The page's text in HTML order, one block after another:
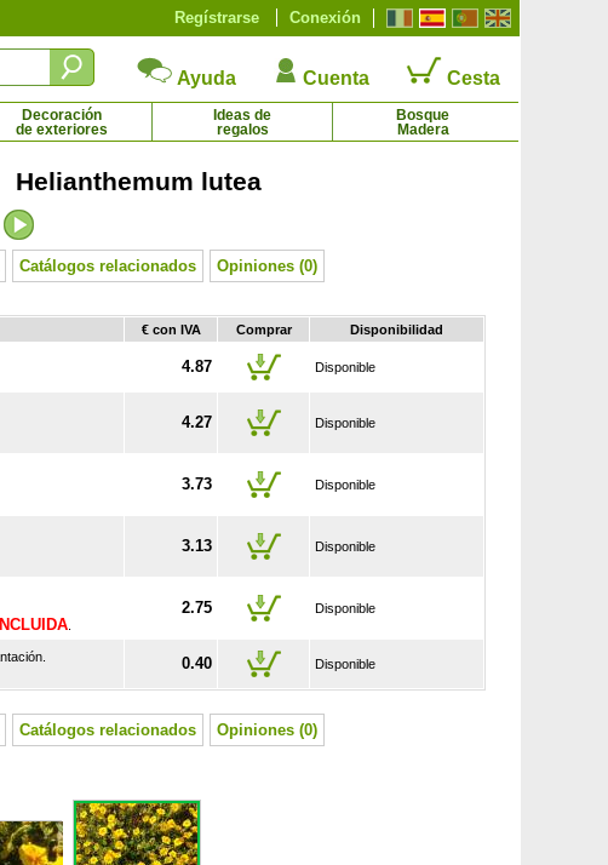
Conexión
Regístrarse
Ayuda Cuenta Cesta
Decoración
de exteriores
Ideas de
regalos
Bosque
Madera
lutea
Catálogos relacionados Opiniones (0)
€ con IVA Comprar Disponibilidad
4.87 Disponible
4.27 Disponible
3.73 Disponible
3.13 Disponible
2.75 Disponible
0.40 Disponible
Catálogos relacionados Opiniones (0)